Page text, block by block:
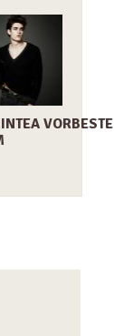
VORBESTE